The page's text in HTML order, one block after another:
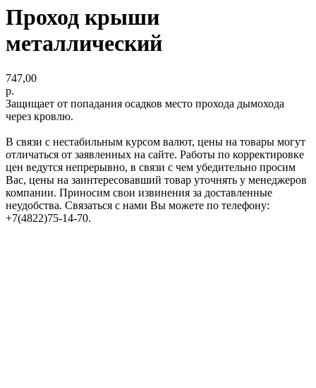
Проход крыши
металлический
747,00
р.
Защищает от попадания осадков место прохода дымохода
через кровлю.
В связи с нестабильным курсом валют, цены на товары могут
отличаться от заявленных на сайте. Работы по корректировке
цен ведутся непрерывно, в связи с чем убедительно просим
Вас, цены на заинтересовавший товар уточнять у менеджеров
компании. Приносим свои извинения за доставленные
неудобства. Связаться с нами Вы можете по телефону:
+7(4822)75-14-70.